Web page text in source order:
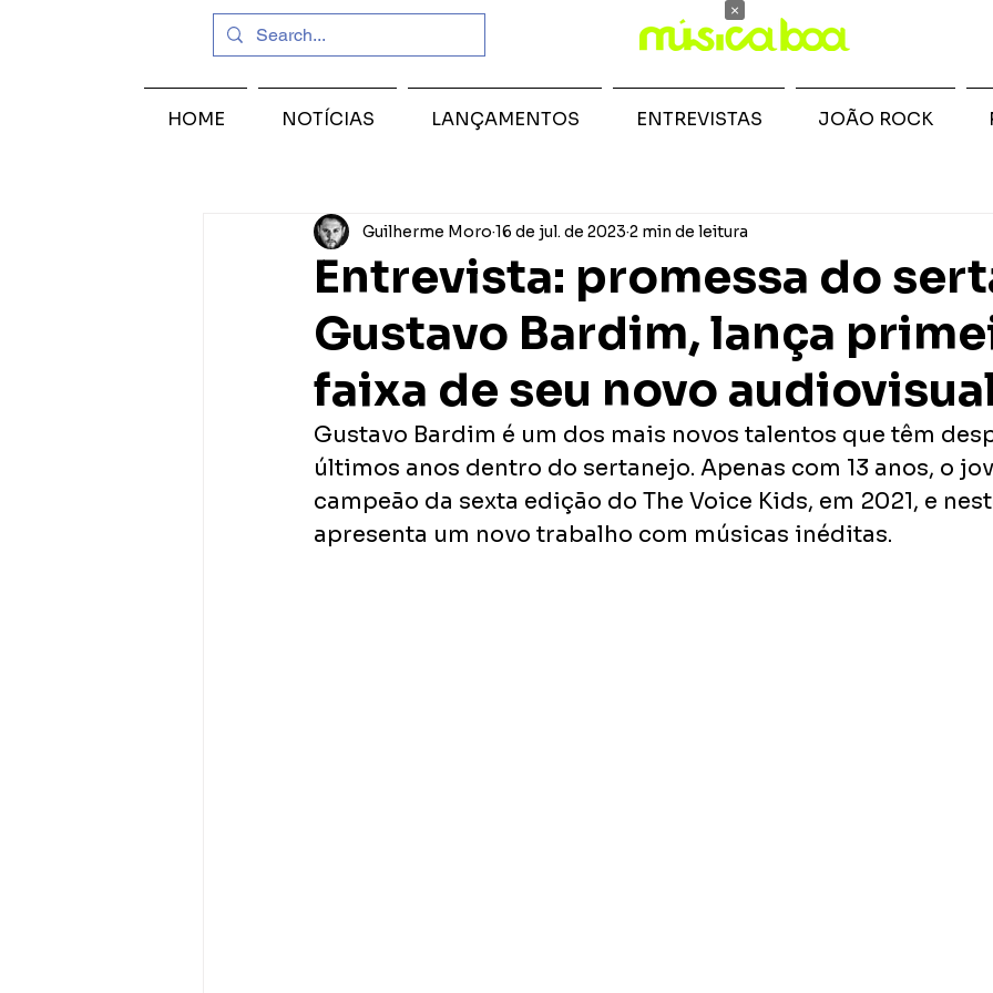
Entrevista: promessa do
Gustavo Bardim, lança
faixa de seu novo
Guilherme Moro 16 de jul. de 2023 2 min de leitura
Gustavo Bardim é um dos mais novos talentos que têm
últimos anos dentro do sertanejo. Apenas com 13 anos, o
campeão da sexta edição do The Voice Kids, em 2021, e
apresenta um novo trabalho com músicas inéditas.
HOME NOTÍCIAS LANÇAMENTOS ENTREVISTAS JOÃO ROCK
×